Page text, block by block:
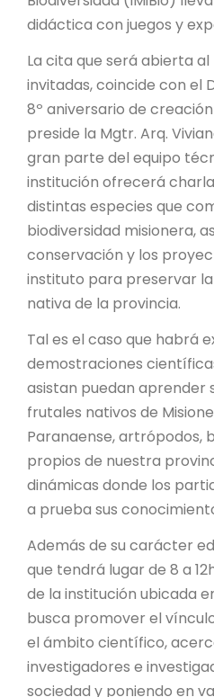
CONTACTO
didáctica con juegos y
La cita que será abierta
invitadas, coincide con el
8º aniversario de
preside la Mgtr. Arq.
gran parte del equipo
institución ofrecerá
distintas especies que
biodiversidad misionera,
conservación y los
instituto para preservar
nativa de la provincia.
Tal es el caso que habrá
demostraciones
asistan puedan aprender
frutales nativos de
Paranaense, artrópodos,
propios de nuestra
dinámicas donde los
a prueba sus
Además de su carácter
que tendrá lugar de 8 a
de la institución ubicada
busca promover el
el ámbito científico,
investigadores e
sociedad y poniendo en